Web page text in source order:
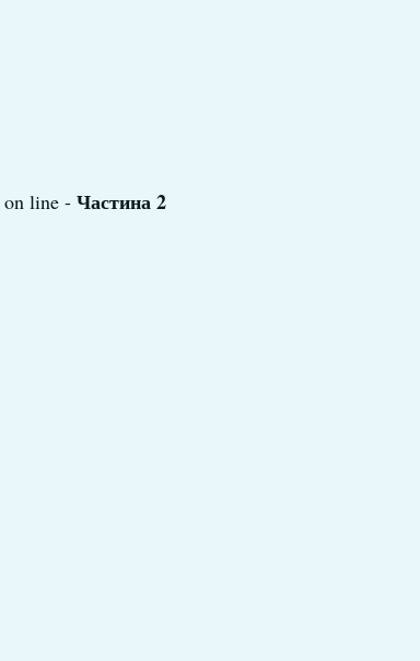
on line -Частина 2